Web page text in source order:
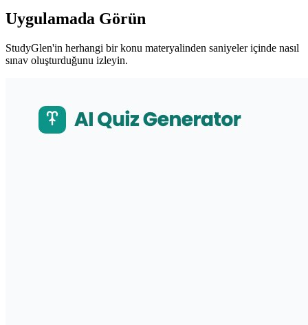
Uygulamada Görün
StudyGlen'in herhangi bir konu materyalinden saniyeler içinde nasıl
sınav oluşturduğunu izleyin.